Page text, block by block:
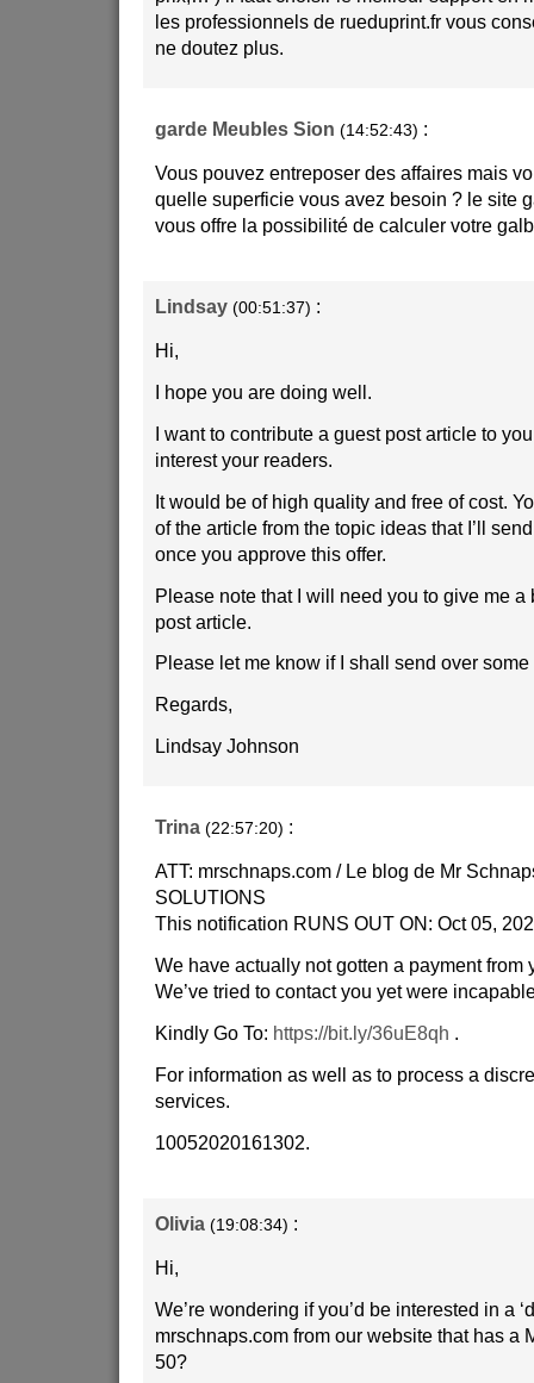
les professionnels de rueduprint.fr vous
ne doutez plus.
garde Meubles Sion (14:52:43) :
Vous pouvez entreposer des affaires mais
quelle superficie vous avez besoin ? le site
vous offre la possibilité de calculer votre
Lindsay (00:51:37) :
Hi,
I hope you are doing well.
I want to contribute a guest post article to
interest your readers.
It would be of high quality and free of cost.
of the article from the topic ideas that I’ll
once you approve this offer.
Please note that I will need you to give me
post article.
Please let me know if I shall send over
Regards,
Lindsay Johnson
Trina (22:57:20) :
ATT: mrschnaps.com / Le blog de Mr
SOLUTIONS
This notification RUNS OUT ON: Oct 05,
We have actually not gotten a payment from
We’ve tried to contact you yet were
Kindly Go To: https://bit.ly/36uE8qh .
For information as well as to process a
services.
10052020161302.
Olivia (19:08:34) :
Hi,
We’re wondering if you’d be interested in a
mrschnaps.com from our website that has a
50?